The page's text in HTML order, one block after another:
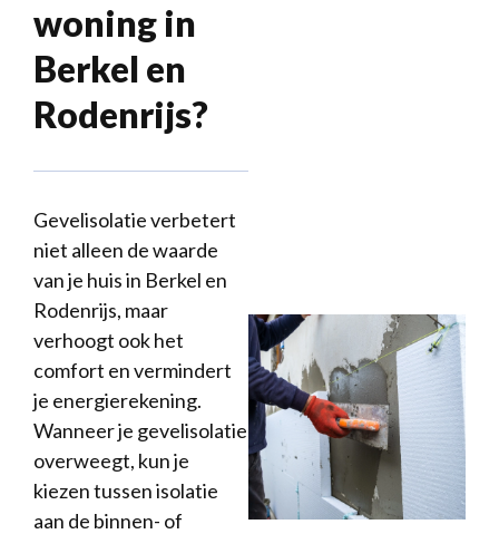
woning in
Berkel en
Rodenrijs?
Gevelisolatie verbetert
niet alleen de waarde
van je huis in Berkel en
Rodenrijs, maar
verhoogt ook het
comfort en vermindert
je energierekening.
Wanneer je gevelisolatie
overweegt, kun je
kiezen tussen isolatie
aan de binnen- of